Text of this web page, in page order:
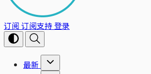
订阅 订阅支持登录
最新